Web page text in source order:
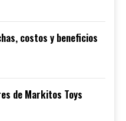
costos y beneficios
de Markitos Toys